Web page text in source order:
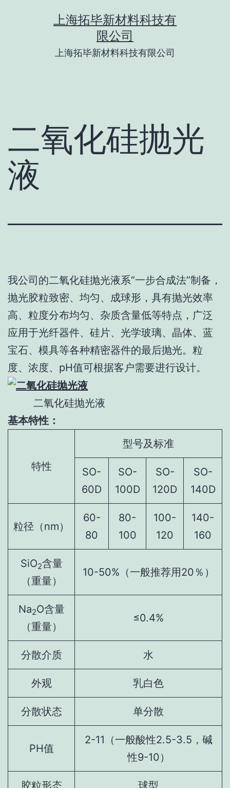
上海拓毕新材料科技有
限公司
上海拓毕新材料科技有限公司
二氧化硅抛光
液
我公司的二氧化硅抛光液系“一步合成法”制备，
抛光胶粒致密、均匀、成球形，具有抛光效率
高、粒度分布均匀、杂质含量低等特点，广泛
应用于光纤器件、硅片、光学玻璃、晶体、蓝
宝石、模具等各种精密器件的最后抛光。粒
度、浓度、pH值可根据客户需要进行设计。
二氧化硅抛光液
基本特性：
特性
型号及标准
SO-
60D
SO-
100D
SO-
120D
SO-
140D
粒径（nm）
60-
80
80-
100
100-
120
140-
160
SiO2含量
（重量）
10-50%（一般推荐用20％）
Na2O含量
（重量）
≤0.4%
分散介质 水
外观 乳白色
分散状态 单分散
PH值
2-11（一般酸性2.5-3.5，碱
性9-10）
胶粒形态 球型